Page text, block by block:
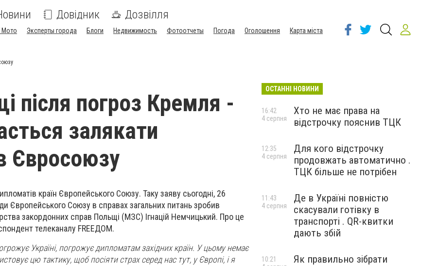
Довідник Дозвілля
Мото Эксперты города Блоги Недвижимость Фотоотчеты Погода Оголошення
Карта міста
після погроз Кремля -
залякати
Євросоюзу
країн Європейського Союзу. Таку заяву сьогодні, 26
Європейського Союзу в справах загальних питань зробив
закордонних справ Польщі (МЗС) Ігнацій Немчицький. Про це
телеканалу FREEДОМ.
Україні, погрожує дипломатам західних країн. У цьому немає
цю тактику, щоб посіяти страх серед нас тут, у Європі, і я
ОСТАННІ НОВИНИ
Хто не має права на
відстрочку пояснив ТЦК
16:42
4 серпня
Для кого відстрочку
продовжать автоматично .
ТЦК більше не потрібен
12:35
4 серпня
Де в Україні повністю
скасували готівку в
транспорті . QR-квитки
дають збій
11:43
4 серпня
Як правильно зібрати
10:21